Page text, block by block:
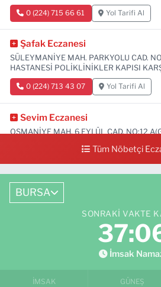
0 (224) 715 66 61 Yol Tarifi Al
Şafak Eczanesi
SÜLEYMANİYE MAH. PARKYOLU CAD.
HASTANESİ POLİKLİNİKLER KAPISI
0 (224) 713 43 07 Yol Tarifi Al
Sevim Eczanesi
OSMANİYE MAH. 6 EYLÜL CAD. NO:12
Tüm Nöbetçi
BURSA
SONRAKI VAKTE
İmsak
İMSAK GÜNEŞ